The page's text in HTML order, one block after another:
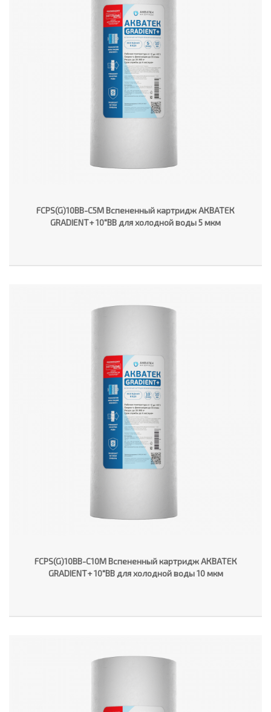
FCPS(G)10BB-C5M Вспененный картридж АКВАТЕК
GRADIENT+ 10"ВВ для холодной воды 5 мкм
FCPS(G)10BB-C10M Вспененный картридж АКВАТЕК
GRADIENT+ 10"ВВ для холодной воды 10 мкм